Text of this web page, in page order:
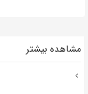
مشاهده بیشتر